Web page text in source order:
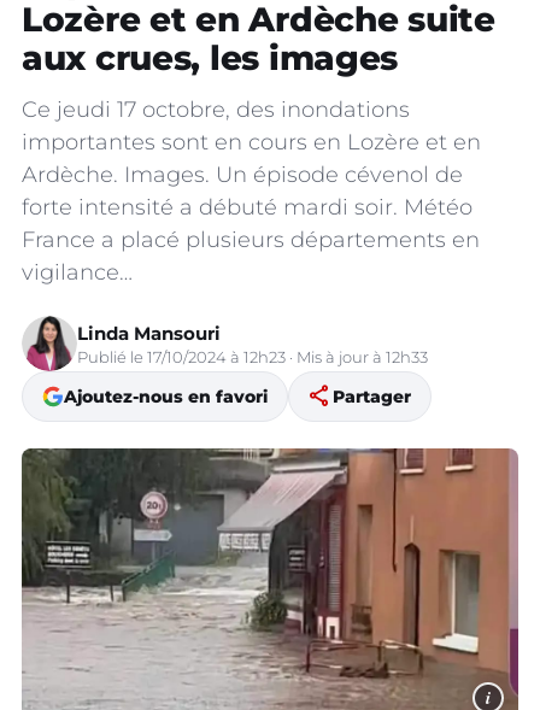
Lozère et en Ardèche suite
aux crues, les images
Ce jeudi 17 octobre, des inondations
importantes sont en cours en Lozère et en
Ardèche. Images. Un épisode cévenol de
forte intensité a débuté mardi soir. Météo
France a placé plusieurs départements en
vigilance…
Linda Mansouri
Publié le 17/10/2024 à 12h23 · Mis à jour à 12h33
Ajoutez-nous en favori share Partager
i